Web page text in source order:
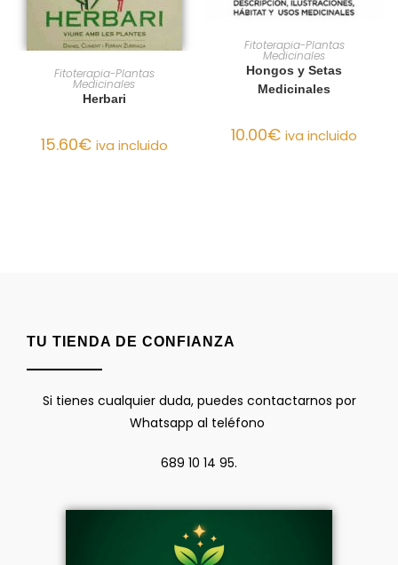
AÑADIR AL CARRITO
Fitoterapia-Plantas
Medicinales
Herbari
15.60€ iva incluido
AÑADIR AL CARRITO
Fitoterapia-Plantas
Medicinales
Hongos y Setas
Medicinales
10.00€ iva incluido
TU TIENDA DE CONFIANZA
Si tienes cualquier duda, puedes contactarnos por
Whatsapp al teléfono
689 10 14 95.